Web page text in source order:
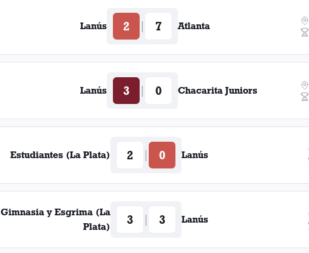
Lanús 2 7 Atlanta
Lanús 3 0 Chacarita Juniors
Estudiantes (La Plata) 2 0 Lanús
Gimnasia y Esgrima (La
Plata)
3 3 Lanús